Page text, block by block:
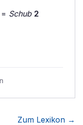
= Schub 2
Zum Lexikon →